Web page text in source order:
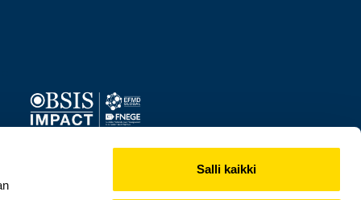
Salli kaikki
Image